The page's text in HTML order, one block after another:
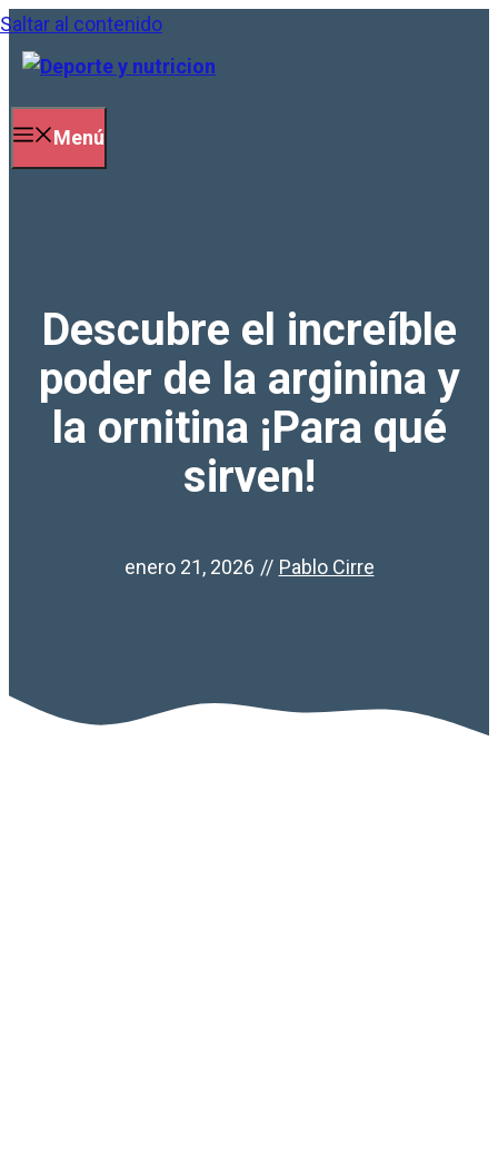
Saltar al contenido
Menú
Descubre el increíble
poder de la arginina y
la ornitina ¡Para qué
sirven!
enero 21, 2026 // Pablo Cirre